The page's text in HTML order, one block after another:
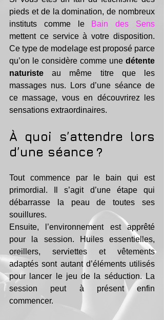
pieds et de la domination, de nombreux
instituts comme le Bain des Sens
mettent ce service à votre disposition.
Ce type de modelage est proposé parce
qu’on le considère comme une détente
naturiste au même titre que les
massages nus. Lors d’une séance de
ce massage, vous en découvrirez les
sensations extraordinaires.
À quoi s’attendre lors
d’une séance ?
Tout commence par le bain qui est
primordial. Il s’agit d’une étape qui
débarrasse la peau de toutes ses
souillures.
Ensuite, l’environnement est apprêté
pour la session. Huiles essentielles,
oreillers, serviettes et vêtements
adaptés sont autant d’éléments utilisés
pour lancer le jeu de la séduction. La
session peut à présent enfin
commencer.